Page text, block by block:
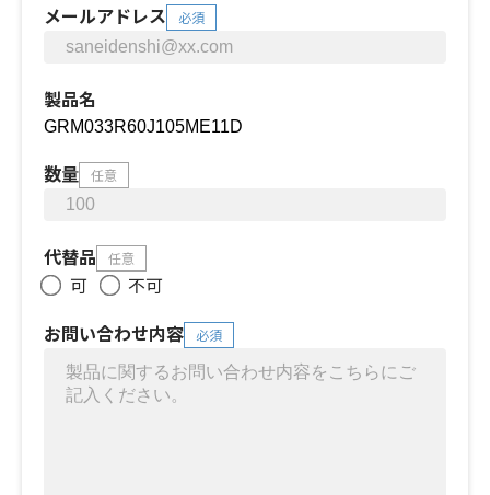
メールアドレス 必須
製品名
数量 任意
代替品 任意
可
不可
お問い合わせ内容
必須